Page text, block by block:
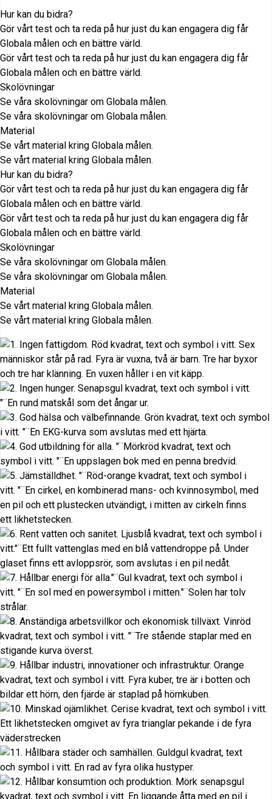
Hur kan du bidra?
Gör vårt test och ta reda på hur just du kan engagera dig får
Globala målen och en bättre värld.
Gör vårt test och ta reda på hur just du kan engagera dig får
Globala målen och en bättre värld.
Skolövningar
Se våra skolövningar om Globala målen.
Se våra skolövningar om Globala målen.
Material
Se vårt material kring Globala målen.
Se vårt material kring Globala målen.
Hur kan du bidra?
Gör vårt test och ta reda på hur just du kan engagera dig får
Globala målen och en bättre värld.
Gör vårt test och ta reda på hur just du kan engagera dig får
Globala målen och en bättre värld.
Skolövningar
Se våra skolövningar om Globala målen.
Se våra skolövningar om Globala målen.
Material
Se vårt material kring Globala målen.
Se vårt material kring Globala målen.